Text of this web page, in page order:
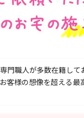
門職人が多数在籍し
客様の想像を超える